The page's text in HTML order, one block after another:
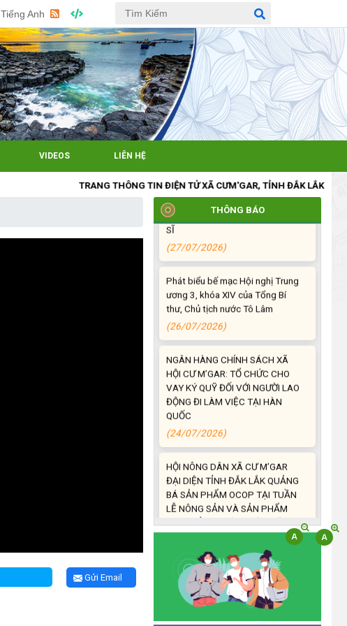
Tiếng Anh
VIDEOS LIÊN HỆ
TRANG THÔNG TIN ĐIỆN TỬ XÃ CƯM'GAR, TỈNH ĐẮK LẮK
Gửi Email
THÔNG BÁO
XÃ CƯ M’GAR: TỔ CHỨC ĐOÀN
DÂNG HƯƠNG, VIẾNG NGHĨA
TRANG LIỆT SĨ NHÂN KỶ NIỆM
79 NĂM NGÀY THƯƠNG BINH -
LIỆT SĨ (27/7/1947 –
27/7/2026)
(27/07/2026)
ĐỒNG CHÍ PHAN XUÂN LỰC -
THĂM, TẶNG QUÀ GIA ĐÌNH
CHÍNH SÁCH NHÂN KỶ NIỆM 79
NĂM NGÀY THƯƠNG BINH - LIỆT
SĨ
(27/07/2026)
Phát biểu bế mạc Hội nghị Trung
ương 3, khóa XIV của Tổng Bí
thư, Chủ tịch nước Tô Lâm
(26/07/2026)
NGÂN HÀNG CHÍNH SÁCH XÃ
HỘI CƯ M’GAR: TỔ CHỨC CHO
VAY KÝ QUỸ ĐỐI VỚI NGƯỜI LAO
ĐỘNG ĐI LÀM VIỆC TẠI HÀN
QUỐC
(24/07/2026)
HỘI NÔNG DÂN XÃ CƯ M’GAR
ĐẠI DIỆN TỈNH ĐẮK LẮK QUẢNG
BÁ SẢN PHẨM OCOP TẠI TUẦN
LỄ NÔNG SẢN VÀ SẢN PHẨM
OCOP TỈNH KHÁNH HÒA NĂM
Đoàn viên thanh niên và các tầng
lớp Nhân dân xã Cư M'gar tích
cực tham gia hưởng ngày hội hiến
máu tình nguyện đợt II năm 2026.